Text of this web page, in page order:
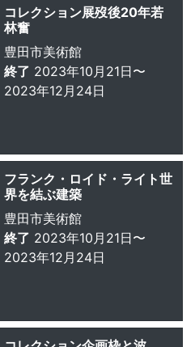
コレクション展歿後20年若
林奮
豊田市美術館
終了 2023年10月21日〜
2023年12月24日
フランク・ロイド・ライト世
界を結ぶ建築
豊田市美術館
終了 2023年10月21日〜
2023年12月24日